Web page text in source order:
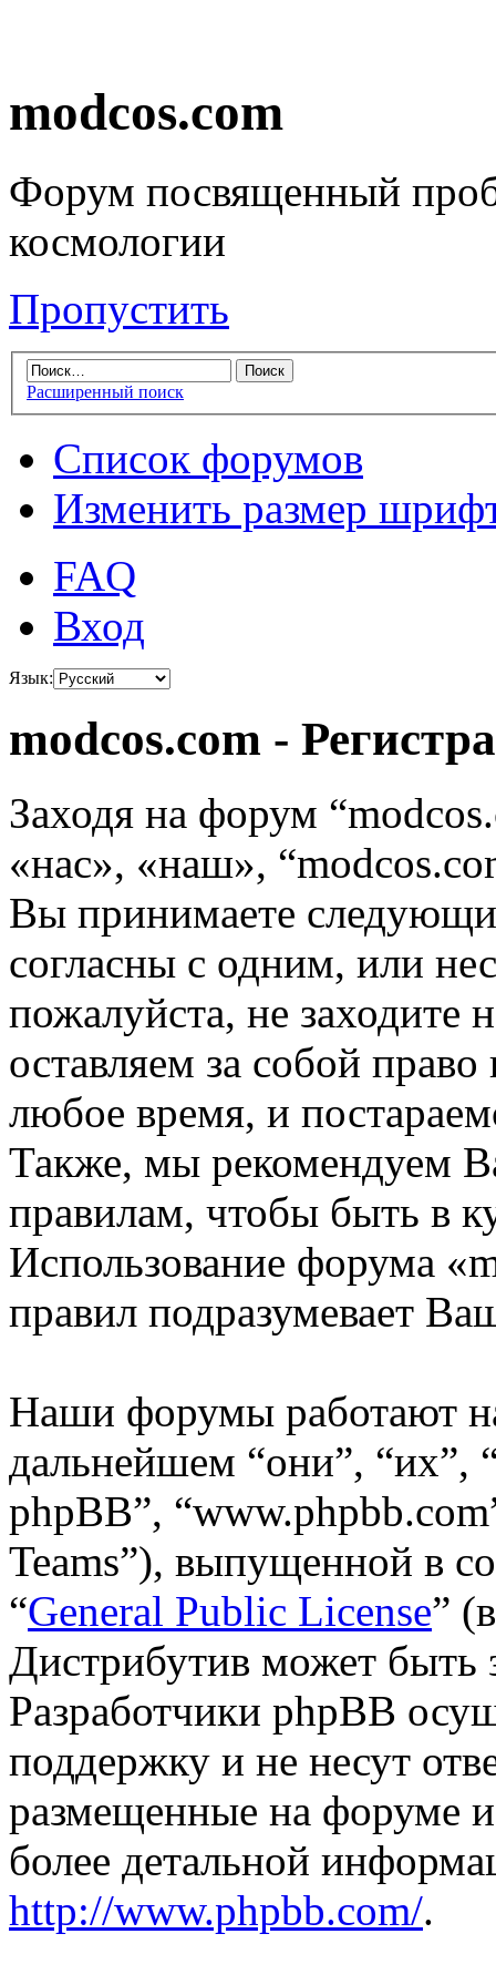
modcos.com
Форум посвященный
космологии
Пропустить
Расширенный поиск
Список форумов
Изменить размер
FAQ
Вход
Язык:
modcos.com -
Заходя на форум
«нас», «наш»,
Вы принимаете
согласны с одним, или
пожалуйста, не
оставляем за собой
любое время, и
Также, мы рекомендуем
правилам, чтобы быть в
Использование форума
правил подразумевает
Наши форумы работают
дальнейшем “они”, “их”,
phpBB”,
Teams”), выпущенной в
“General Public License”
Дистрибутив может быть
Разработчики phpBB
поддержку и не несут
размещенные на форуме
более детальной
http://www.phpbb.com/.